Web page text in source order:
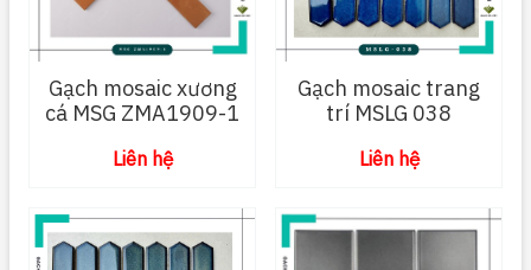
Gạch mosaic xương
cá MSG ZMA1909-1
Liên hệ
Gạch mosaic trang
trí MSLG 038
Liên hệ